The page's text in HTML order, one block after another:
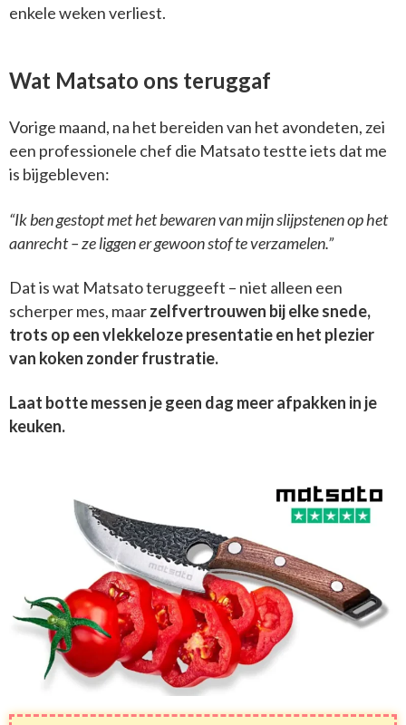
enkele weken verliest.
Wat Matsato ons teruggaf
Vorige maand, na het bereiden van het avondeten, zei
een professionele chef die Matsato testte iets dat me
is bijgebleven:
“Ik ben gestopt met het bewaren van mijn slijpstenen op het
aanrecht – ze liggen er gewoon stof te verzamelen.”
Dat is wat Matsato teruggeeft – niet alleen een
scherper mes, maarzelfvertrouwen bij elke snede,
trots op een vlekkeloze presentatie en het plezier
van koken zonder frustratie.
Laat botte messen je geen dag meer afpakken in je
keuken.